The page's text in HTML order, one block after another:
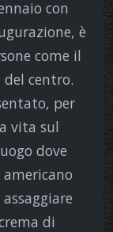
con
è
come il
centro.
per
vita sul
dove
di